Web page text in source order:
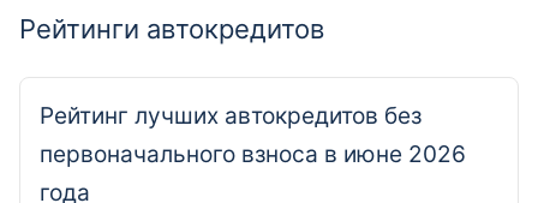
Рейтинги автокредитов
Рейтинг лучших автокредитов без
первоначального взноса в июне 2026
года